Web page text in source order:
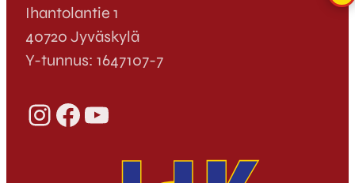
Ihantolantie 1
40720 Jyväskylä
Y-tunnus: 1647107-7
InstagramFacebook YouTube